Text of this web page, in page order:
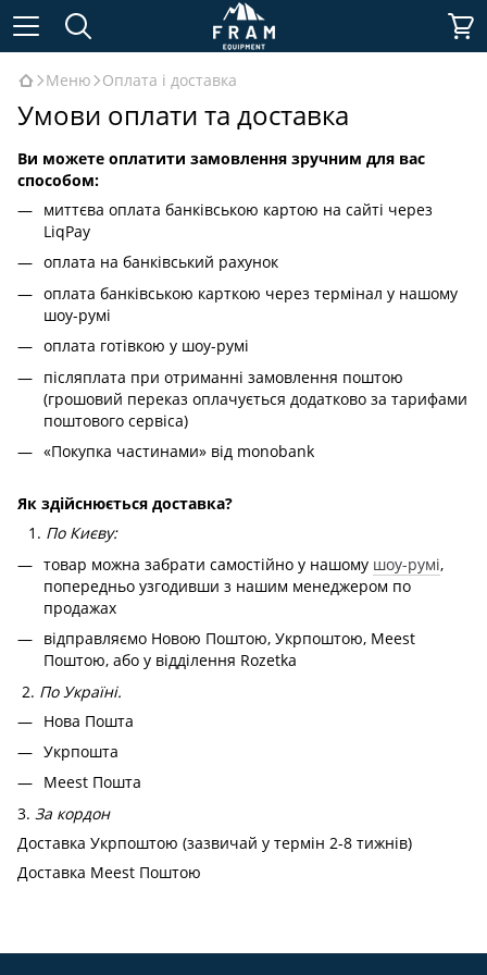
Меню Оплата і доставка
Умови оплати та доставка
Ви можете оплатити замовлення зручним для вас
способом:
миттєва оплата банківською картою на сайті через
LiqPay
оплата на банківський рахунок
оплата банківською карткою через термінал у нашому
шоу-румі
оплата готівкою у шоу-румі
післяплата при отриманні замовлення поштою
(грошовий переказ оплачується додатково за тарифами
поштового сервіса)
«Покупка частинами» від monobank
Як здійснюється доставка?
По Києву:
товар можна забрати самостійно у нашому шоу-румі,
попередньо узгодивши з нашим менеджером по
продажах
відправляємо Новою Поштою, Укрпоштою, Meest
Поштою, або у відділення Rozetka
2. По Україні.
Нова Пошта
Укрпошта
Meest Пошта
3. За кордон
Доставка Укрпоштою (зазвичай у термін 2-8 тижнів)
Доставка Meest Поштою